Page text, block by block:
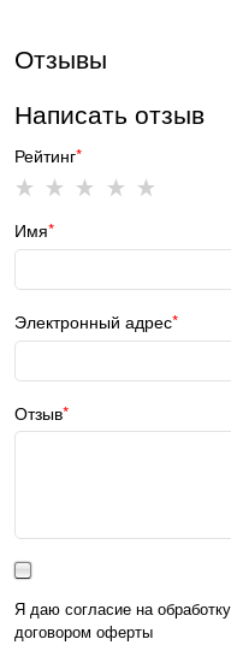
Отзывы
Написать отзыв
Рейтинг
Имя
Электронный адрес
Отзыв
Я даю согласие на
договором оферты